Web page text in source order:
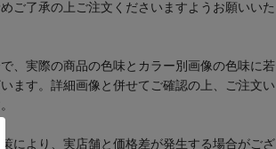
ご了承の上ご注文くださいますようお願いいた
、実際の商品の色味とカラー別画像の色味に若
ます。詳細画像と併せてご確認の上、ご注文い
により、実店舗と価格差が発生する場合がござ